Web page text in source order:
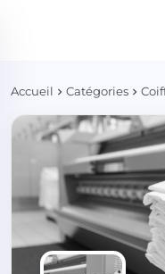
Accueil Catégories